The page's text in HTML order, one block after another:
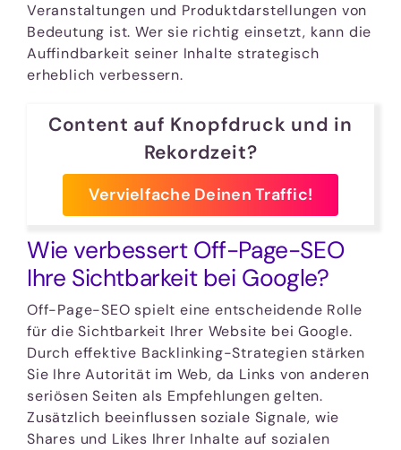
Veranstaltungen und Produktdarstellungen von
Bedeutung ist. Wer sie richtig einsetzt, kann die
Auffindbarkeit seiner Inhalte strategisch
erheblich verbessern.
Content auf Knopfdruck und in
Rekordzeit?
Vervielfache Deinen Traffic!
Wie verbessert Off-Page-SEO
Ihre Sichtbarkeit bei Google?
Off-Page-SEO spielt eine entscheidende Rolle
für die Sichtbarkeit Ihrer Website bei Google.
Durch effektive Backlinking-Strategien stärken
Sie Ihre Autorität im Web, da Links von anderen
seriösen Seiten als Empfehlungen gelten.
Zusätzlich beeinflussen soziale Signale, wie
Shares und Likes Ihrer Inhalte auf sozialen